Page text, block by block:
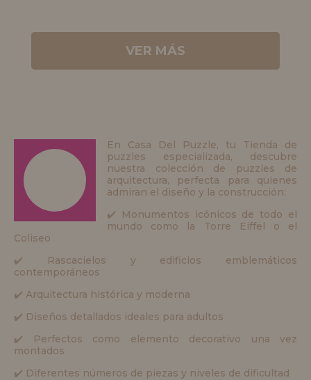
VER MÁS
En Casa Del Puzzle, tu Tienda de
puzzles especializada, descubre
nuestra colección de puzzles de
arquitectura, perfecta para quienes
admiran el diseño y la construcción:
✔️ Monumentos icónicos de todo el
mundo como la Torre Eiffel o el
Coliseo
✔️ Rascacielos y edificios emblemáticos
contemporáneos
✔️ Arquitectura histórica y moderna
✔️ Diseños detallados ideales para adultos
✔️ Perfectos como elemento decorativo una vez
montados
✔️ Diferentes números de piezas y niveles de dificultad